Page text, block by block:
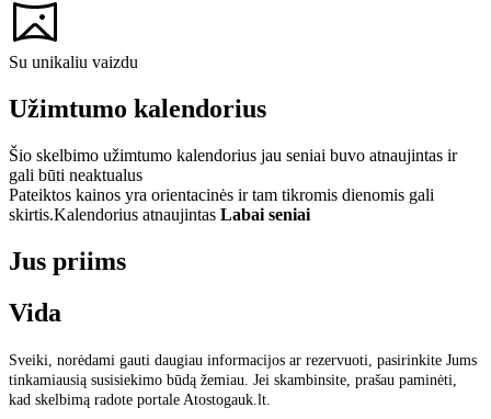
Su unikaliu vaizdu
Užimtumo kalendorius
Šio skelbimo užimtumo kalendorius jau seniai buvo atnaujintas ir
gali būti neaktualus
Pateiktos kainos yra orientacinės ir tam tikromis dienomis gali
skirtis.Kalendorius atnaujintas Labai seniai
Jus priims
Vida
Sveiki, norėdami gauti daugiau informacijos ar rezervuoti, pasirinkite Jums
tinkamiausią susisiekimo būdą žemiau. Jei skambinsite, prašau paminėti,
kad skelbimą radote portale Atostogauk.lt.